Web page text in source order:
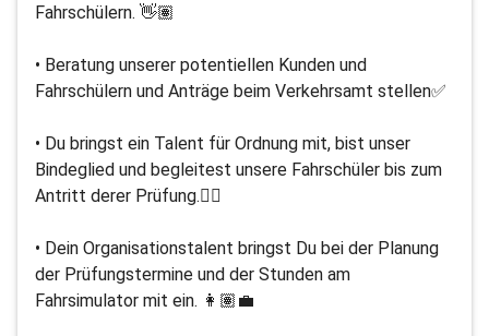
Fahrschülern. 👋🏽
• Beratung unserer potentiellen Kunden und
Fahrschülern und Anträge beim Verkehrsamt stellen✅
• Du bringst ein Talent für Ordnung mit, bist unser
Bindeglied und begleitest unsere Fahrschüler bis zum
Antritt derer Prüfung.👌🏽
• Dein Organisationstalent bringst Du bei der Planung
der Prüfungstermine und der Stunden am
Fahrsimulator mit ein. 👩🏽‍💼